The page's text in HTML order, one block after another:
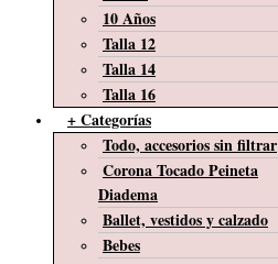
10 Años
Talla 12
Talla 14
Talla 16
+ Categorías
Todo, accesorios sin filtrar
Corona Tocado Peineta
Diadema
Ballet, vestidos y calzado
Bebes